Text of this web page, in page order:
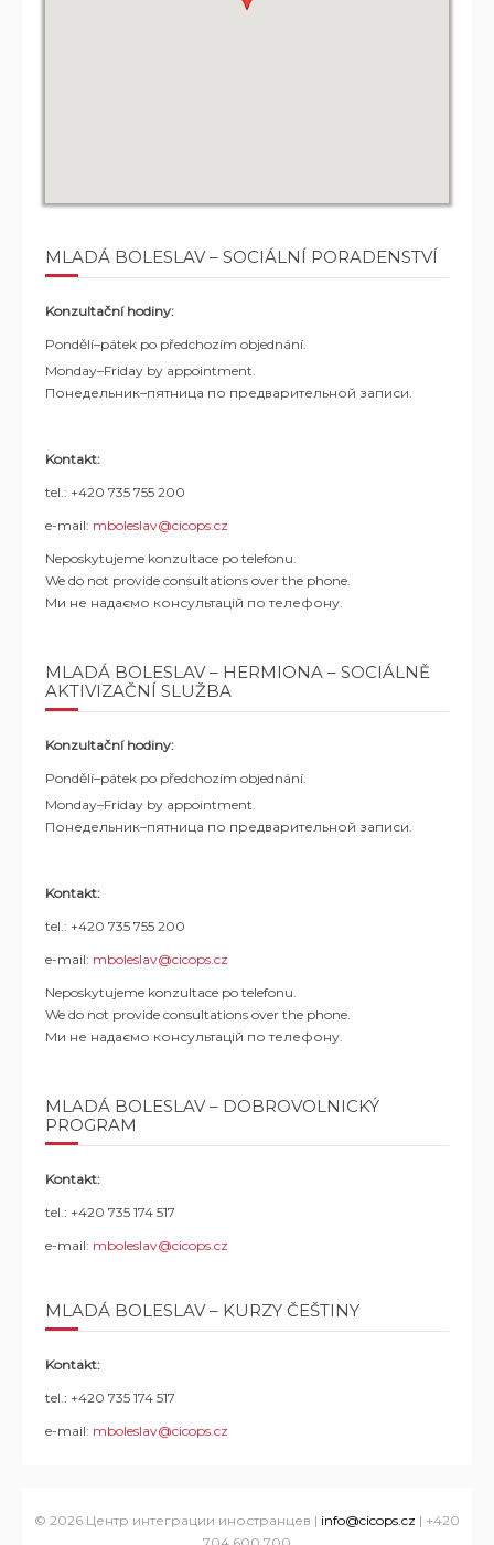
MLADÁ BOLESLAV – SOCIÁLNÍ PORADENSTVÍ
Konzultační hodiny:
Pondělí–pátek po předchozím objednání.
Monday–Friday by appointment.
Понедельник–пятница по предварительной записи.
Kontakt:
tel.: +420 735 755 200
e-mail: mboleslav@cicops.cz
Neposkytujeme konzultace po telefonu.
We do not provide consultations over the phone.
Ми не надаємо консультацій по телефону.
MLADÁ BOLESLAV – HERMIONA – SOCIÁLNĚ
AKTIVIZAČNÍ SLUŽBA
Konzultační hodiny:
Pondělí–pátek po předchozím objednání.
Monday–Friday by appointment.
Понедельник–пятница по предварительной записи.
Kontakt:
tel.: +420 735 755 200
e-mail: mboleslav@cicops.cz
Neposkytujeme konzultace po telefonu.
We do not provide consultations over the phone.
Ми не надаємо консультацій по телефону.
MLADÁ BOLESLAV – DOBROVOLNICKÝ
PROGRAM
Kontakt:
tel.: +420 735 174 517
e-mail: mboleslav@cicops.cz
MLADÁ BOLESLAV – KURZY ČEŠTINY
Kontakt:
tel.: +420 735 174 517
e-mail: mboleslav@cicops.cz
© 2026 Центр интеграции иностранцев | info@cicops.cz | +420